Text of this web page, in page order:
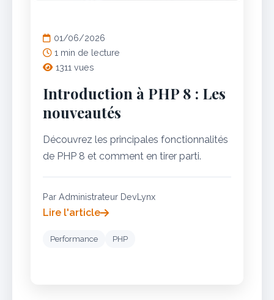
01/06/2026
1 min de lecture
1311 vues
Introduction à PHP 8 : Les
nouveautés
Découvrez les principales fonctionnalités
de PHP 8 et comment en tirer parti.
Par Administrateur DevLynx
Lire l'article
Performance PHP